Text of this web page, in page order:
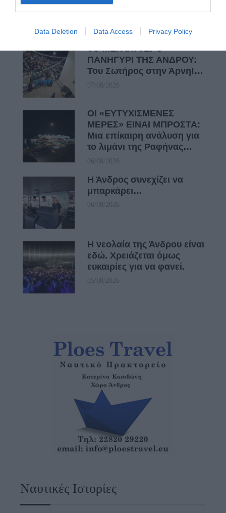
Data Deletion Data Access Privacy Policy
Μπέκετ
ΤΟ ΜΕΓΑΛΥΤΕΡΟ
ΠΑΝΗΓΥΡΙ ΤΗΣ ΑΝΔΡΟΥ:
Του Σωτήρος στην Άρνη!…
07/08/2026
ΟΙ «ΕΥΤΥΧΙΣΜΕΝΕΣ
ΜΕΡΕΣ» ΕΙΝΑΙ ΜΠΡΟΣΤΑ:
Μια επίκαιρη ανάλυση για
το λιμάνι της Ραφήνας…
06/08/2026
Η Άνδρος συνεχίζει να
μπαρκάρει…
06/08/2026
Η νεολαία της Άνδρου είναι
εδώ. Χρειάζεται όμως
ευκαιρίες για να φανεί.
05/08/2026
Ναυτικές Ιστορίες